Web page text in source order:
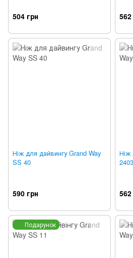
504 грн 562
Ніж для дайвингу Grand Way
SS 40
590 грн
Ніж
562
Подарунок